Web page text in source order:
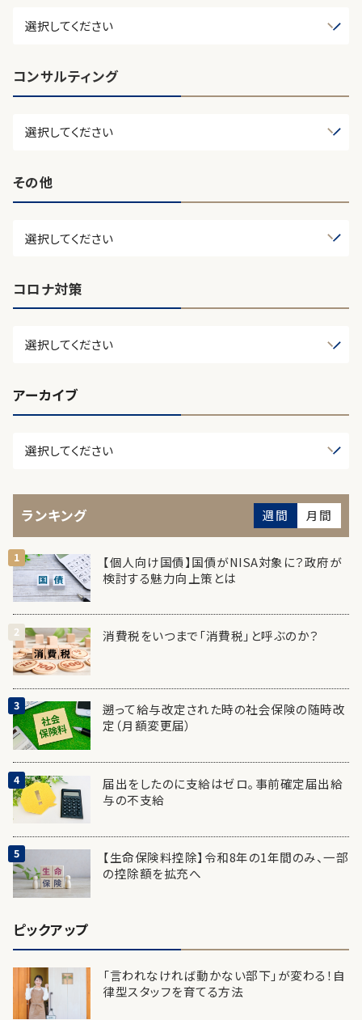
コンサルティング
その他
コロナ対策
アーカイブ
ランキング 週間 月間
【個人向け国債】国債がNISA対象に？政府が
検討する魅力向上策とは
消費税をいつまで「消費税」と呼ぶのか？
遡って給与改定された時の社会保険の随時改
定（月額変更届）
届出をしたのに支給はゼロ。事前確定届出給
与の不支給
【生命保険料控除】令和8年の1年間のみ、一部
の控除額を拡充へ
ピックアップ
「言われなければ動かない部下」が変わる！自
律型スタッフを育てる方法